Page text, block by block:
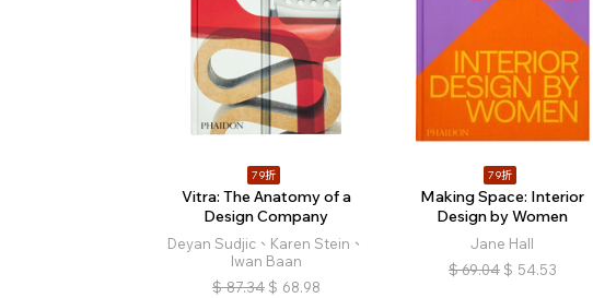
79折
Vitra: The Anatomy of a
Design Company
Deyan Sudjic、Karen Stein、
Iwan Baan
$ 87.34 $ 68.98
79折
Making Space: Interior
Design by Women
Jane Hall
$ 69.04 $ 54.53